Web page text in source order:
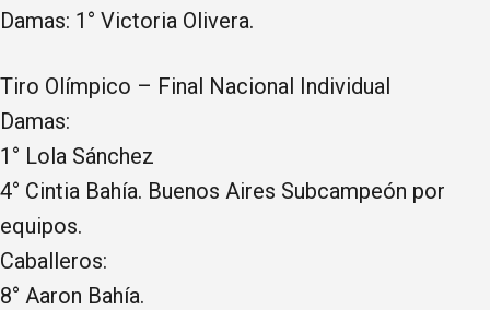
Damas: 1° Victoria Olivera.
Tiro Olímpico – Final Nacional Individual
Damas:
1° Lola Sánchez
4° Cintia Bahía. Buenos Aires Subcampeón por
equipos.
Caballeros:
8° Aaron Bahía.